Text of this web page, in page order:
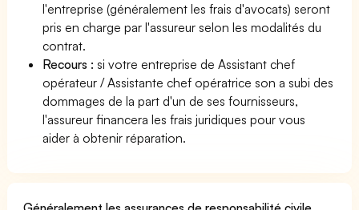
l'entreprise (généralement les frais d'avocats) seront
pris en charge par l'assureur selon les modalités du
contrat.
Recours : si votre entreprise de Assistant chef
opérateur / Assistante chef opératrice son a subi des
dommages de la part d'un de ses fournisseurs,
l'assureur financera les frais juridiques pour vous
aider à obtenir réparation.